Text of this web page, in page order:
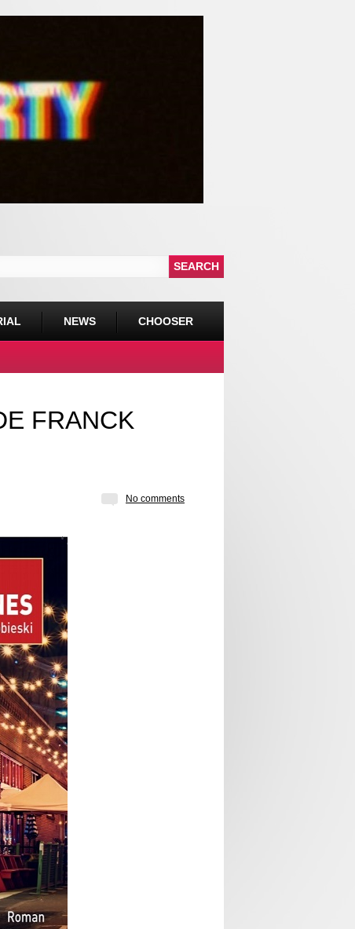
NEWS CHOOSER
FRANCK
No comments